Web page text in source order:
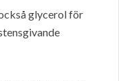
glycerol för